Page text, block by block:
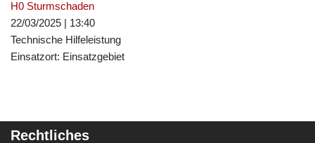
H0 Sturmschaden
22/03/2025 | 13:40
Technische Hilfeleistung
Einsatzort: Einsatzgebiet
Rechtliches